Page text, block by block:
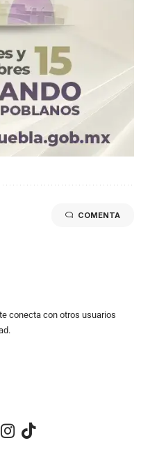
COMENTA
conecta con otros usuarios